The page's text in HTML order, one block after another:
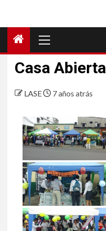
principal
Casa Abierta
LASE 7 años atrás